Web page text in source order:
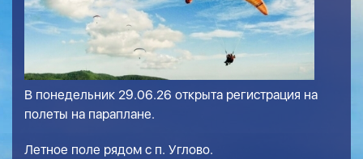
В понедельник 29.06.26 открыта регистрация на
полеты на параплане.
Летное поле рядом с п. Углово.